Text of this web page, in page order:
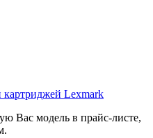
картриджей Lexmark
Вас модель в прайс-листе,